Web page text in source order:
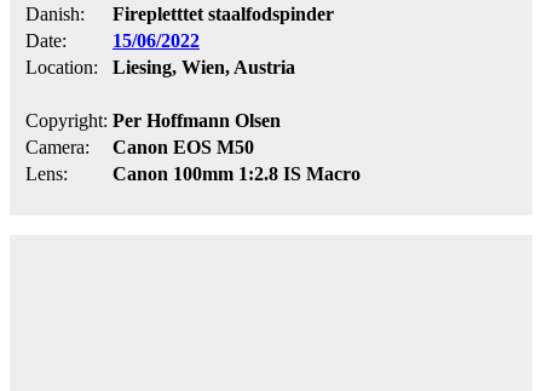
Danish:
Firepletttet staalfodspinder
Date:
15/06/2022
Location:
Liesing, Wien, Austria
Copyright: Per Hoffmann Olsen
Camera:
Canon EOS M50
Lens:
Canon 100mm 1:2.8 IS Macro